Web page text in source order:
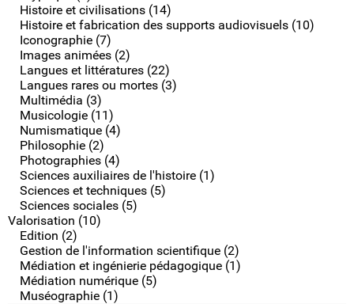
Histoire et civilisations (14)
Histoire et fabrication des supports audiovisuels (10)
Iconographie (7)
Images animées (2)
Langues et littératures (22)
Langues rares ou mortes (3)
Multimédia (3)
Musicologie (11)
Numismatique (4)
Philosophie (2)
Photographies (4)
Sciences auxiliaires de l'histoire (1)
Sciences et techniques (5)
Sciences sociales (5)
Valorisation (10)
Edition (2)
Gestion de l'information scientifique (2)
Médiation et ingénierie pédagogique (1)
Médiation numérique (5)
Muséographie (1)